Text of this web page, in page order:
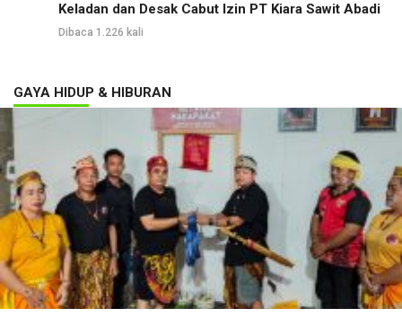
Keladan dan Desak Cabut Izin PT Kiara Sawit Abadi
Dibaca 1.226 kali
GAYA HIDUP & HIBURAN